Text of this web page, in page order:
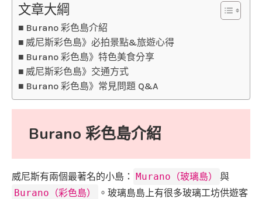
文章大綱
Burano 彩色島介紹
威尼斯彩色島》必拍景點&旅遊心得
Burano 彩色島》特色美食分享
威尼斯彩色島》交通方式
Burano 彩色島》常見問題 Q&A
Burano 彩色島介紹
威尼斯有兩個最著名的小島： Murano（玻璃島）
與
Burano（彩色島）
。玻璃島島上有很多玻璃工坊供遊客